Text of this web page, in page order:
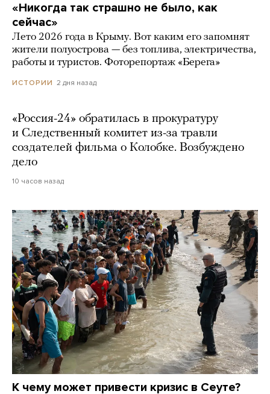
«Никогда так страшно не было, как
сейчас»
Лето 2026 года в Крыму. Вот каким его запомнят
жители полуострова — без топлива, электричества,
работы и туристов. Фоторепортаж «Берега»
ИСТОРИИ 2 дня назад
«Россия-24» обратилась в прокуратуру
и Следственный комитет из-за травли
создателей фильма о Колобке. Возбуждено
дело
10 часов назад
К чему может привести кризис в Сеуте?